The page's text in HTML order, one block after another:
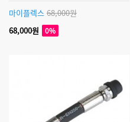
마이플렉스 68,000원
68,000원
0%